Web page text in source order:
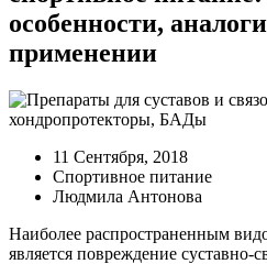
особенности,
применении
11 Сентября, 2018
Спортивное питание
Людмила Антонова
Наиболее распространенным
является повреждение суставно-